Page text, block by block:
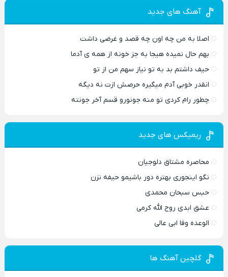
آهنگ های جدید
اصلا به من چه اون چه قصد و غرضی داشت
بهم حال نمیده هیجا به جز خونه از همه ی آدما
حیف داشتم بد به تو نیاز سهم من از تو
انقدر خوبی آدم میگیره حرصش ازت نه دیگه
چطور رام کردی تو منه جونورو قسم آخر جونته
ریمیکس های جدید
محاصره مشتاق دلوجیان
نگو اینجوری بهتره دور باشیمو حیفه نزن
حبس سبحان محمدی
عشق ابدی روح الله کرمی
الوعده وفا ابی عالی
گلچین آهنگ ها